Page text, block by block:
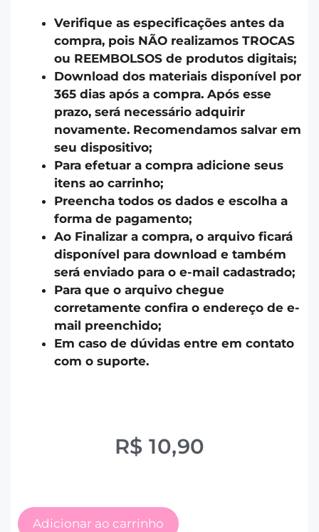
Verifique as especificações antes da
compra, pois NÃO realizamos TROCAS
ou REEMBOLSOS de produtos digitais;
Download dos materiais disponível por
365 dias após a compra. Após esse
prazo, será necessário adquirir
novamente. Recomendamos salvar em
seu dispositivo;
Para efetuar a compra adicione seus
itens ao carrinho;
Preencha todos os dados e escolha a
forma de pagamento;
Ao Finalizar a compra, o arquivo ficará
disponível para download e também
será enviado para o e-mail cadastrado;
Para que o arquivo chegue
corretamente confira o endereço de e-
mail preenchido;
Em caso de dúvidas entre em contato
com o suporte.
R$ 10,90
Adicionar ao carrinho